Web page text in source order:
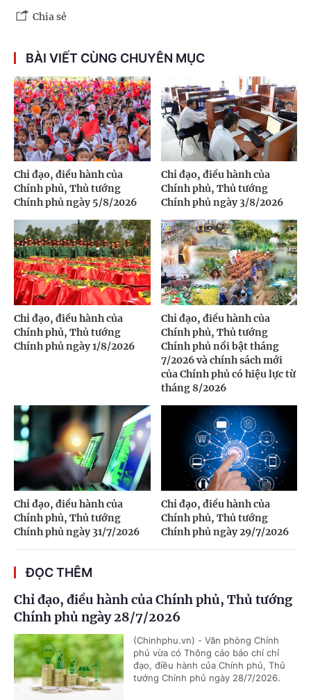
Chia sẻ
BÀI VIẾT CÙNG CHUYÊN MỤC
Chỉ đạo, điều hành của
Chính phủ, Thủ tướng
Chính phủ ngày 5/8/2026
Chỉ đạo, điều hành của
Chính phủ, Thủ tướng
Chính phủ ngày 3/8/2026
Chỉ đạo, điều hành của
Chính phủ, Thủ tướng
Chính phủ ngày 1/8/2026
Chỉ đạo, điều hành của
Chính phủ, Thủ tướng
Chính phủ nổi bật tháng
7/2026 và chính sách mới
của Chính phủ có hiệu lực từ
tháng 8/2026
Chỉ đạo, điều hành của
Chính phủ, Thủ tướng
Chính phủ ngày 31/7/2026
Chỉ đạo, điều hành của
Chính phủ, Thủ tướng
Chính phủ ngày 29/7/2026
ĐỌC THÊM
Chỉ đạo, điều hành của Chính phủ, Thủ tướng
Chính phủ ngày 28/7/2026
(Chinhphu.vn) - Văn phòng Chính
phủ vừa có Thông cáo báo chí chỉ
đạo, điều hành của Chính phủ, Thủ
tướng Chính phủ ngày 28/7/2026.